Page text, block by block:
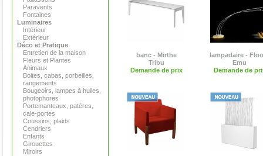
Paravents
Fontaines
Luminaires
Intérieur
Extérieur
Déco et Pratique
Entretien de la maison
Fleurs et Plantes
Animaux
Boites, cabas, corbeilles,
rangements
Bougeoirs, lampes à huiles,
photophores
Portemanteaux, patères,
cale-portes
Coussins, plaids
Cendriers
Enfants
Girouettes
Miroirs
banc - Mirthe
Tribu
Demande de prix
lampadaire -
Emu
Demande de